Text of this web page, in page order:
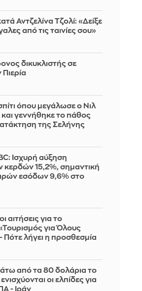
Αντζελίνα Τζολί: «Δείξε
από τις ταινίες σου»
δικυκλιστής σε
όπου μεγάλωσε ο Νιλ
γεννήθηκε το πάθος
της Σελήνης
Ισχυρή αύξηση
κερδών 15,2%, σημαντική
εσόδων 9,6% στο
αιτήσεις για το
για Όλους
λήγει η προσθεσμία
από τα 80 δολάρια το
οι ελπίδες για
- Ιράν